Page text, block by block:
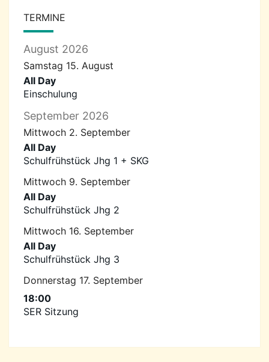
TERMINE
August 2026
Samstag 15. August
All Day
Einschulung
September 2026
Mittwoch 2. September
All Day
Schulfrühstück Jhg 1 + SKG
Mittwoch 9. September
All Day
Schulfrühstück Jhg 2
Mittwoch 16. September
All Day
Schulfrühstück Jhg 3
Donnerstag 17. September
18:00
SER Sitzung